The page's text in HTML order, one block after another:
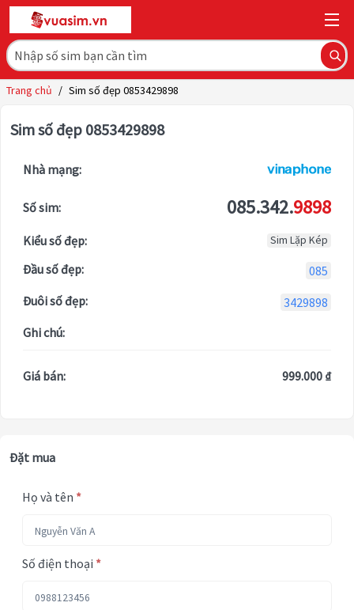
Trang chủ / Sim số đẹp 0853429898
Sim số đẹp 0853429898
Nhà mạng:
Số sim: 085.342.9898
Kiểu số đẹp: Sim Lặp Kép
Đầu số đẹp:
085
Đuôi số đẹp:
3429898
Ghi chú:
Giá bán: 999.000 ₫
Đặt mua
Họ và tên *
Số điện thoại *